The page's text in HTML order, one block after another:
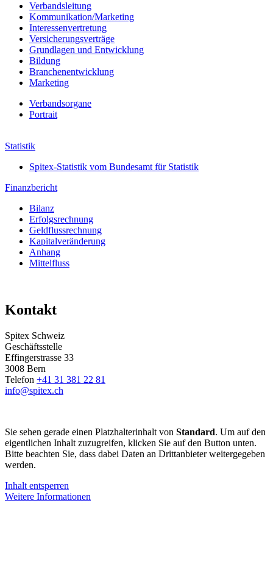
Verbandsleitung
Kommunikation/Marketing
Interessenvertretung
Versicherungsverträge
Grundlagen und Entwicklung
Bildung
Branchenentwicklung
Marketing
Verbands­organe
Portrait
Statistik
Spitex-Statistik vom Bundesamt für Statistik
Finanzbericht
Bilanz
Erfolgs­rechnung
Geldfluss­rechnung
Kapital­veränderung
Anhang
Mittelfluss
Kontakt
Spitex Schweiz
Geschäftsstelle
Effingerstrasse 33
3008 Bern
Telefon +41 31 381 22 81
info@spitex.ch
Sie sehen gerade einen Platzhalterinhalt von Standard. Um auf den
eigentlichen Inhalt zuzugreifen, klicken Sie auf den Button unten.
Bitte beachten Sie, dass dabei Daten an Drittanbieter weitergegeben
werden.
Inhalt entsperren
Weitere Informationen